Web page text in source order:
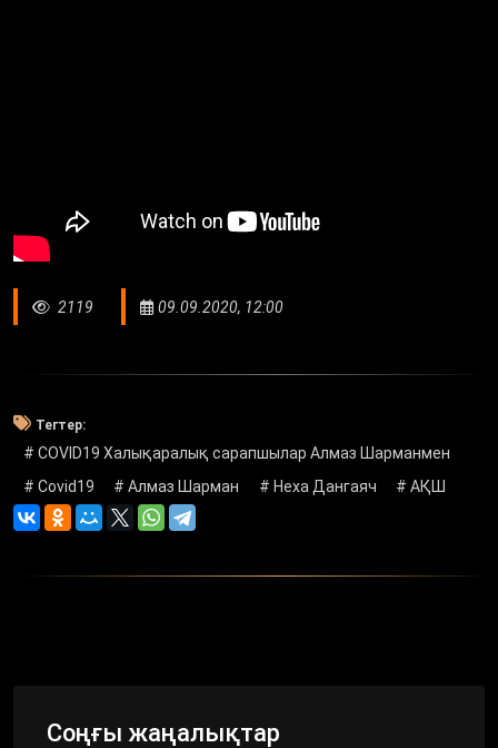
2119 09.09.2020, 12:00
Тегтер:
# COVID19 Халықаралық сарапшылар Алмаз Шарманмен
# Covid19
# Алмаз Шарман # Неха Дангаяч # АҚШ
Соңғы жаңалықтар